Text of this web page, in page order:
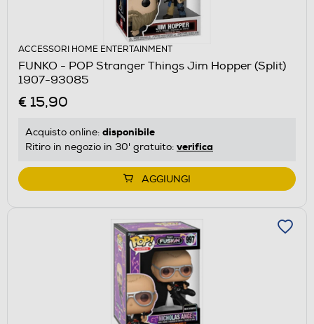
ACCESSORI HOME ENTERTAINMENT
FUNKO - POP Stranger Things Jim Hopper (Split)
1907-93085
€ 15,90
Acquisto online: disponibile
Ritiro in negozio in 30' gratuito: verifica
AGGIUNGI